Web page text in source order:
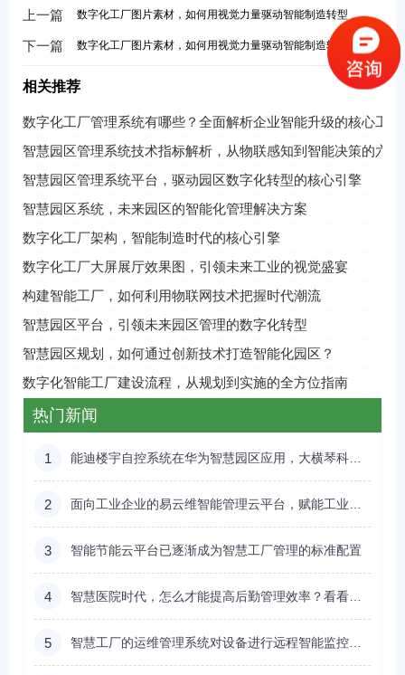
上一篇 数字化工厂图片素材，如何用视觉力量驱动智能制造转型
下一篇 数字化工厂图片素材，如何用视觉力量驱动智能制造转型
相关推荐
数字化工厂管理系统有哪些？全面解析企业智能升级的核心工具
智慧园区管理系统技术指标解析，从物联感知到智能决策的六
智慧园区管理系统平台，驱动园区数字化转型的核心引擎
智慧园区系统，未来园区的智能化管理解决方案
数字化工厂架构，智能制造时代的核心引擎
数字化工厂大屏展厅效果图，引领未来工业的视觉盛宴
构建智能工厂，如何利用物联网技术把握时代潮流
智慧园区平台，引领未来园区管理的数字化转型
智慧园区规划，如何通过创新技术打造智能化园区？
数字化智能工厂建设流程，从规划到实施的全方位指南
热门新闻
1
2
3 智能节能云平台已逐渐成为智慧工厂管理的标准配置
4
5